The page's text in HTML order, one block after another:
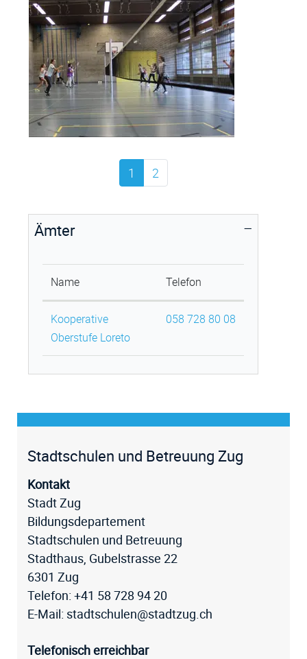
1 2
Ämter
Name Telefon
Kooperative
Oberstufe Loreto
058 728 80 08
Stadtschulen und Betreuung Zug
Kontakt
Stadt Zug
Bildungsdepartement
Stadtschulen und Betreuung
Stadthaus, Gubelstrasse 22
6301 Zug
Telefon: +41 58 728 94 20
E-Mail: stadtschulen@stadtzug.ch
Telefonisch erreichbar